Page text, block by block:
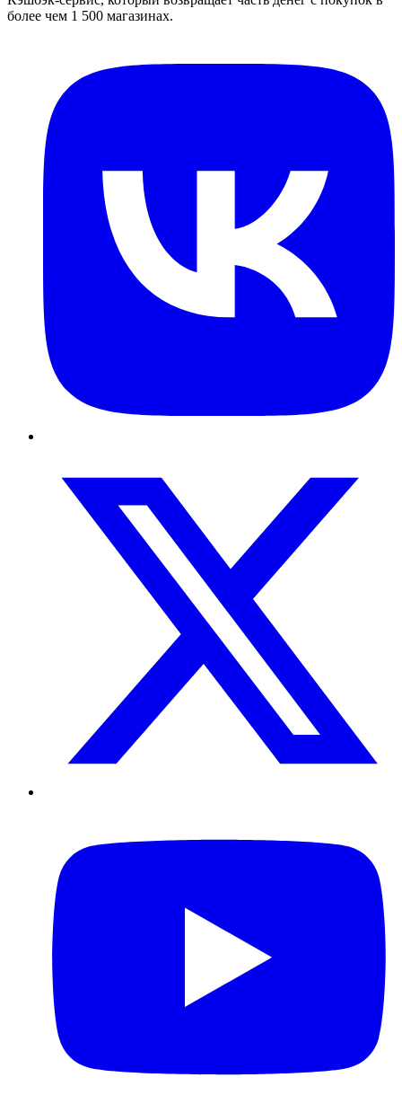
более чем 1 500 магазинах.